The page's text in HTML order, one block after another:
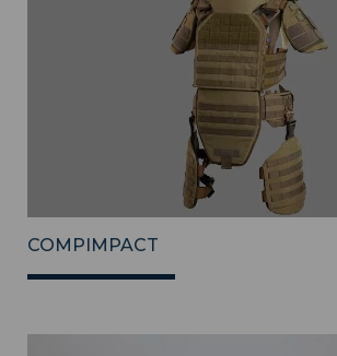
COMPIMPACT